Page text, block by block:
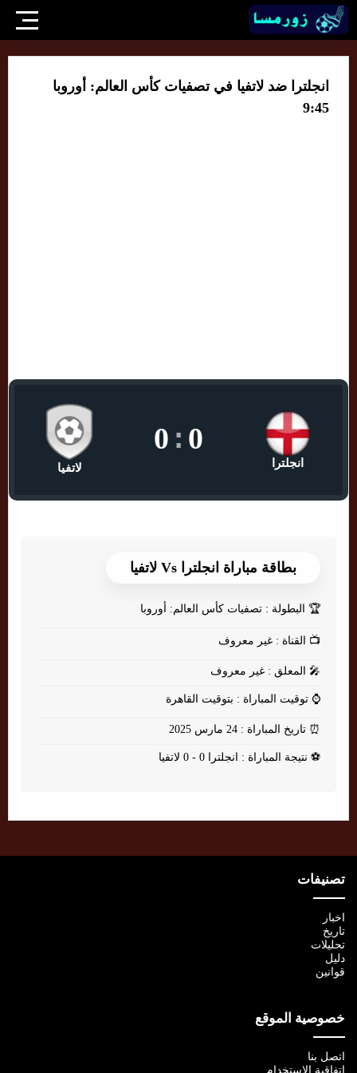
انجلترا ضد لاتفيا في تصفيات كأس العالم: أوروبا
9:45
انجلترا
0
:
0
لاتفيا
بطاقة مباراة انجلترا Vs لاتفيا
🏆 البطولة : تصفيات كأس العالم: أوروبا
📺 القناة : غير معروف
🎤 المعلق : غير معروف
⌚ توقيت المباراة : بتوقيت القاهرة
⏰ تاريخ المباراة : 24 مارس 2025
⚽ نتيجة المباراة : انجلترا 0 - 0 لاتفيا
تصنيفات
اخبار
تاريخ
تحليلات
دليل
قوانين
خصوصية الموقع
اتصل بنا
اتفاقية الإستخدام